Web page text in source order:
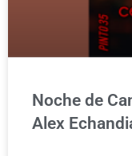
Noche de
Alex